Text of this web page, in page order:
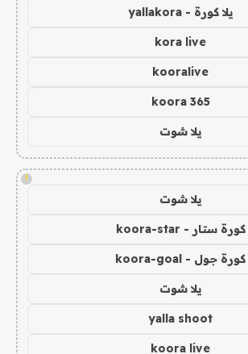
يلا كورة - yallakora
kora live
kooralive
koora 365
يلا شوت
!
يلا شوت
كورة ستار - koora-star
كورة جول - koora-goal
يلا شوت
yalla shoot
koora live